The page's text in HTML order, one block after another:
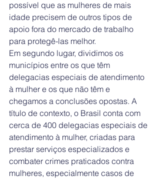
possível que as mulheres de mais
idade precisem de outros tipos de
apoio fora do mercado de trabalho
para protegê-las melhor.
Em segundo lugar, dividimos os
municípios entre os que têm
delegacias especiais de atendimento
à mulher e os que não têm e
chegamos a conclusões opostas. A
título de contexto, o Brasil conta com
cerca de 400 delegacias especiais de
atendimento à mulher, criadas para
prestar serviços especializados e
combater crimes praticados contra
mulheres, especialmente casos de